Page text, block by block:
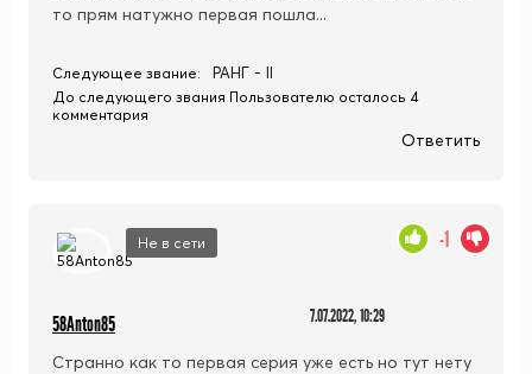
то прям натужно первая пошла...
Следующее звание: РАНГ - II
До следующего звания Пользователю осталось 4
комментария
Ответить
Не в сети
58Anton85 7.07.2022, 10:29
Странно как то первая серия уже есть но тут нету
-1